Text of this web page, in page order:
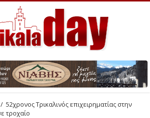
/ 52χρονος Τρικαλινός επιχειρηματίας στην
τροχαίο